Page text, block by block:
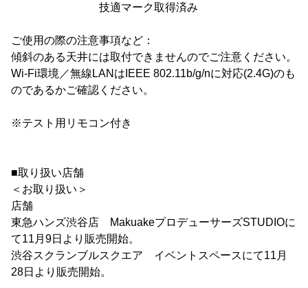
技適マーク取得済み
ご使用の際の注意事項など：
傾斜のある天井には取付できませんのでご注意ください。
Wi-Fi環境／無線LANはIEEE 802.11b/g/nに対応(2.4G)のも
のであるかご確認ください。
※テスト用リモコン付き
■取り扱い店舗
＜お取り扱い＞
店舗
東急ハンズ渋谷店 MakuakeプロデューサーズSTUDIOに
て11月9日より販売開始。
渋谷スクランブルスクエア イベントスペースにて11月
28日より販売開始。